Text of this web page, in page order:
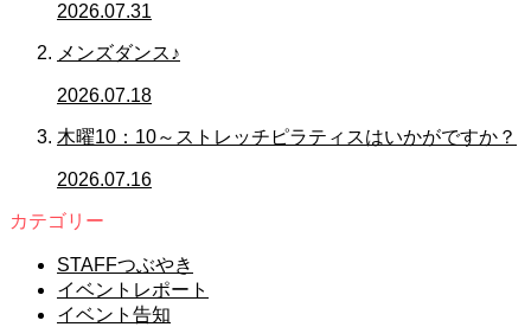
2026.07.31
メンズダンス♪
2026.07.18
木曜10：10～ストレッチピラティスはいかがですか？
2026.07.16
カテゴリー
STAFFつぶやき
イベントレポート
イベント告知